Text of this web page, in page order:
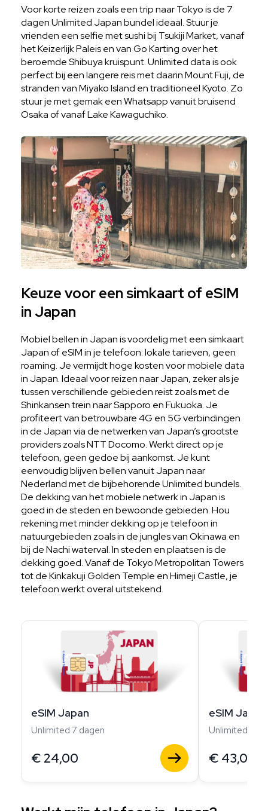
Voor korte reizen zoals een trip naar Tokyo is de 7
dagen Unlimited Japan bundel ideaal. Stuur je
vrienden een selfie met sushi bij Tsukiji Market, vanaf
het Keizerlijk Paleis en van Go Karting over het
beroemde Shibuya kruispunt. Unlimited data is ook
perfect bij een langere reis met daarin Mount Fuji, de
stranden van Miyako Island en traditioneel Kyoto. Zo
stuur je met gemak een Whatsapp vanuit bruisend
Osaka of vanaf Lake Kawaguchiko.
Keuze voor een simkaart of eSIM
in Japan
Mobiel bellen in Japan is voordelig met een simkaart
Japan of eSIM in je telefoon: lokale tarieven, geen
roaming. Je vermijdt hoge kosten voor mobiele data
in Japan. Ideaal voor reizen naar Japan, zeker als je
tussen verschillende gebieden reist zoals met de
Shinkansen trein naar Sapporo en Fukuoka. Je
profiteert van betrouwbare 4G en 5G verbindingen
in de Japan via de netwerken van Japan’s grootste
providers zoals NTT Docomo. Werkt direct op je
telefoon, geen gedoe bij aankomst. Je kunt
eenvoudig blijven bellen vanuit Japan naar
Nederland met de bijbehorende Unlimited bundels.
De dekking van het mobiele netwerk in Japan is
goed in de steden en bewoonde gebieden. Hou
rekening met minder dekking op je telefoon in
natuurgebieden zoals in de jungles van Okinawa en
bij de Nachi waterval. In steden en plaatsen is de
dekking goed. Vanaf de Tokyo Metropolitan Towers
tot de Kinkakuji Golden Temple en Himeji Castle, je
telefoon werkt overal uitstekend.
eSIM Japan
Unlimited 7 dagen
€ 24,00
eSIM Japan
Unlimited 14
€ 43,00